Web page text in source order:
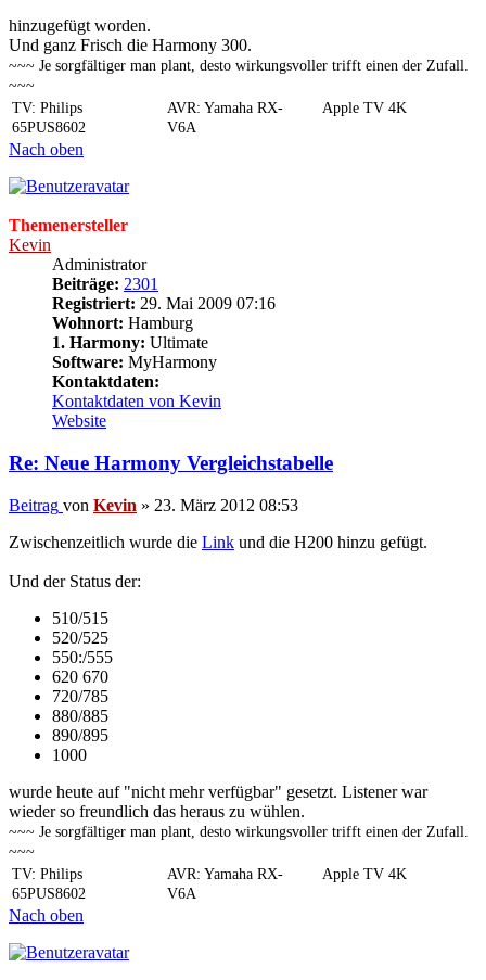
hinzugefügt worden.
Und ganz Frisch die Harmony 300.
~~~ Je sorgfältiger man plant, desto wirkungsvoller trifft einen der Zufall.
~~~
TV: Philips
65PUS8602
AVR: Yamaha RX-
V6A
Apple TV 4K
Nach oben
Themenersteller
Kevin
Administrator
Beiträge: 2301
Registriert: 29. Mai 2009 07:16
Wohnort: Hamburg
1. Harmony: Ultimate
Software: MyHarmony
Kontaktdaten:
Kontaktdaten von Kevin
Website
Re: Neue Harmony Vergleichstabelle
Beitrag von Kevin » 23. März 2012 08:53
Zwischenzeitlich wurde die Link und die H200 hinzu gefügt.
Und der Status der:
510/515
520/525
550:/555
620 670
720/785
880/885
890/895
1000
wurde heute auf "nicht mehr verfügbar" gesetzt. Listener war
wieder so freundlich das heraus zu wühlen.
~~~ Je sorgfältiger man plant, desto wirkungsvoller trifft einen der Zufall.
~~~
TV: Philips
65PUS8602
AVR: Yamaha RX-
V6A
Apple TV 4K
Nach oben